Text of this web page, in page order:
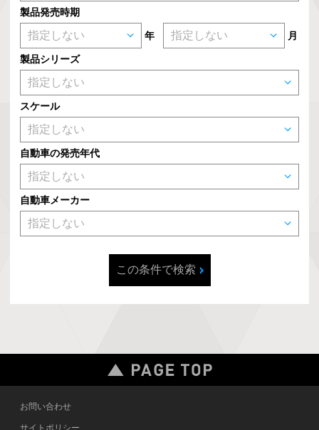
製品発売時期
年 月
製品シリーズ
スケール
自動車の発売年代
自動車メーカー
この条件で検索
お問い合わせ
サイトポリシー